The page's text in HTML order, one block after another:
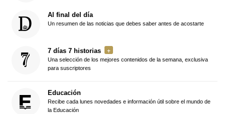
Al final del día
Un resumen de las noticias que debes saber antes de acostarte
7 días 7 historias
Una selección de los mejores contenidos de la semana, exclusiva
para suscriptores
Educación
Recibe cada lunes novedades e información útil sobre el mundo de
la Educación